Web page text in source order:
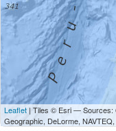
Leaflet | Tiles © Esri — Sources:
Geographic, DeLorme,